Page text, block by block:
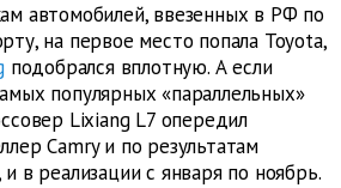
автомобилей, ввезенных в РФ по
на первое место попала Toyota,
подобрался вплотную. А если
популярных «параллельных»
Liхiang L7 опередил
Camry и по результатам
в реализации с января по ноябрь.